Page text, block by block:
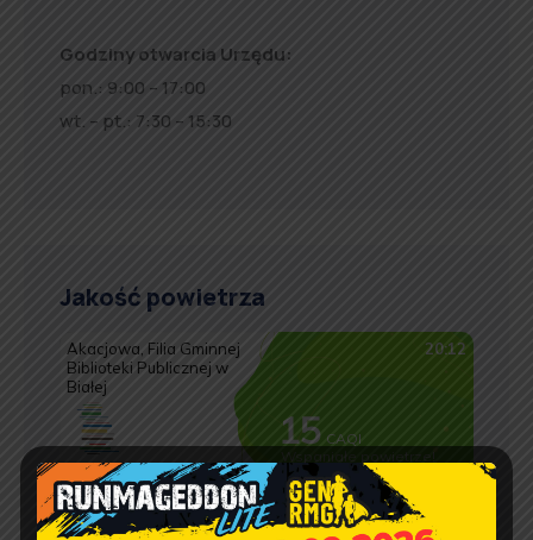
Godziny otwarcia Urzędu:
pon.: 9:00 – 17:00
wt. – pt.: 7:30 – 15:30
Jakość powietrza